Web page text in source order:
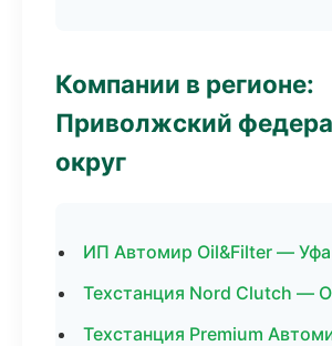
Компании в регионе:
Приволжский
округ
ИП Автомир Oil&Filter — Уфа
Техстанция Nord Clutch —
Техстанция Premium